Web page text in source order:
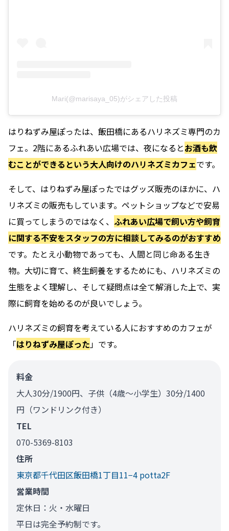
Mari(@marisaya_05)がシェアした投稿
はりねずみ屋ぽったは、飯田橋にあるハリネズミ専門のカ
フェ。2階にあるふれあい広場では、夜になるとお酒も飲
むことができるという大人向けのハリネズミカフェです。
そして、はりねずみ屋ぽったではグッズ販売のほかに、ハ
リネズミの販売もしています。ペットショップなどで安易
に買ってしまうのではなく、 ふれあい広場で飼い方や飼育
に関する不安をスタッフの方に相談してみるのがおすすめ
です。たとえ小動物であっても、人間と同じ命ある生き
物。大切に育て、終生飼養をするためにも、ハリネズミの
生態をよく理解し、そして疑問点は全て解消した上で、実
際に飼育を始めるのが良いでしょう。
ハリネズミの飼育を考えている人におすすめのカフェが
「はりねずみ屋ぽった」です。
料金
大人30分/1900円、子供（4歳〜小学生）30分/1400
円（ワンドリンク付き）
TEL
070-5369-8103
住所
東京都千代田区飯田橋1丁目11−4 potta2F
営業時間
定休日：火・水曜日
平日は完全予約制です。